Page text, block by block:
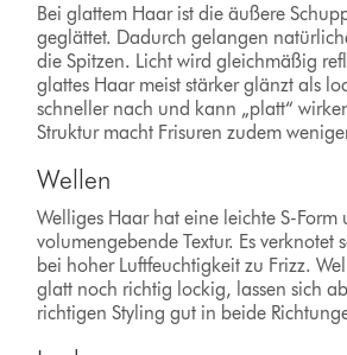
Bei glattem Haar ist die äußere
geglättet. Dadurch gelangen
die Spitzen. Licht wird gleichmäßig
glattes Haar meist stärker glänzt als
schneller nach und kann „platt“
Struktur macht Frisuren zudem
Wellen
Welliges Haar hat eine leichte S-Form
volumengebende Textur. Es verknotet
bei hoher Luftfeuchtigkeit zu Frizz.
glatt noch richtig lockig, lassen sich
richtigen Styling gut in beide